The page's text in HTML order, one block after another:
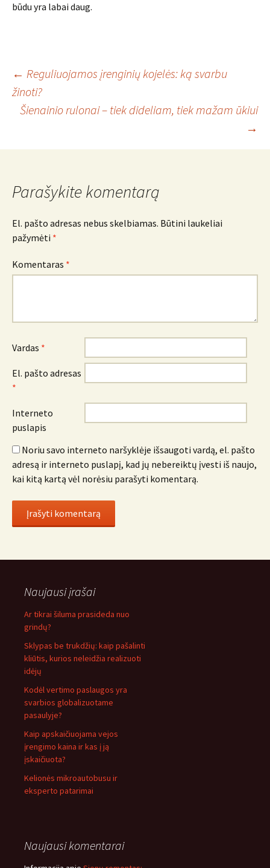
būdu yra labai daug.
Įrašo
navigacija
← Reguliuojamos įrenginių kojelės: ką svarbu
žinoti?
Šienainio rulonai – tiek dideliam, tiek mažam ūkiui
→
Parašykite komentarą
El. pašto adresas nebus skelbiamas. Būtini laukeliai
pažymėti *
Komentaras *
Vardas *
El. pašto adresas
*
Interneto
puslapis
Noriu savo interneto naršyklėje išsaugoti vardą, el. pašto
adresą ir interneto puslapį, kad jų nebereiktų įvesti iš naujo,
kai kitą kartą vėl norėsiu parašyti komentarą.
Naujausi įrašai
Ar tikrai šiluma prasideda nuo
grindų?
Sklypas be trukdžių: kaip pašalinti
kliūtis, kurios neleidžia realizuoti
idėjų
Kodėl vertimo paslaugos yra
svarbios globalizuotame
pasaulyje?
Kaip apskaičiuojama vejos
įrengimo kaina ir kas į ją
įskaičiuota?
Kelionės mikroautobusu ir
eksperto patarimai
Naujausi komentarai